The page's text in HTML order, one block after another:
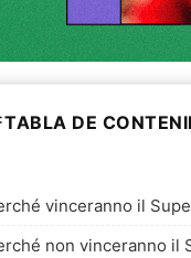
TABLA DE
vinceranno il
non vinceranno il